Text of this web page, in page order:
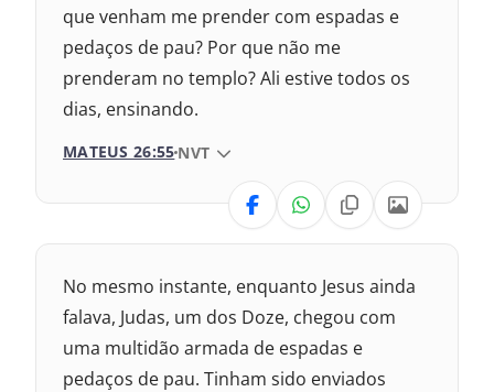
2009 – Almeida Revisada e Corrigida
1969 – Almeida Revisada e Corrigida
que venham me prender com espadas e
pedaços de pau? Por que não me
prenderam no templo? Ali estive todos os
dias, ensinando.
MATEUS 26:55 VERSÃO DA BÍBLIA
NVT
VERSÃO
2017 – Nova Almeida Atualizada
2009 – Almeida Revisada e Corrigida
No mesmo instante, enquanto Jesus ainda
falava, Judas, um dos Doze, chegou com
uma multidão armada de espadas e
pedaços de pau. Tinham sido enviados